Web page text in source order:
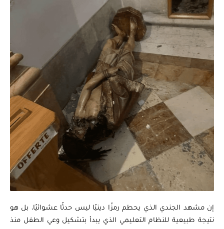
إن مشهد الجندي الذي يحطم رمزًا دينيًا ليس حدثًا عشوائيًا، بل هو
نتيجة طبيعية للنظام التعليمي الذي يبدأ بتشكيل وعي الطفل منذ